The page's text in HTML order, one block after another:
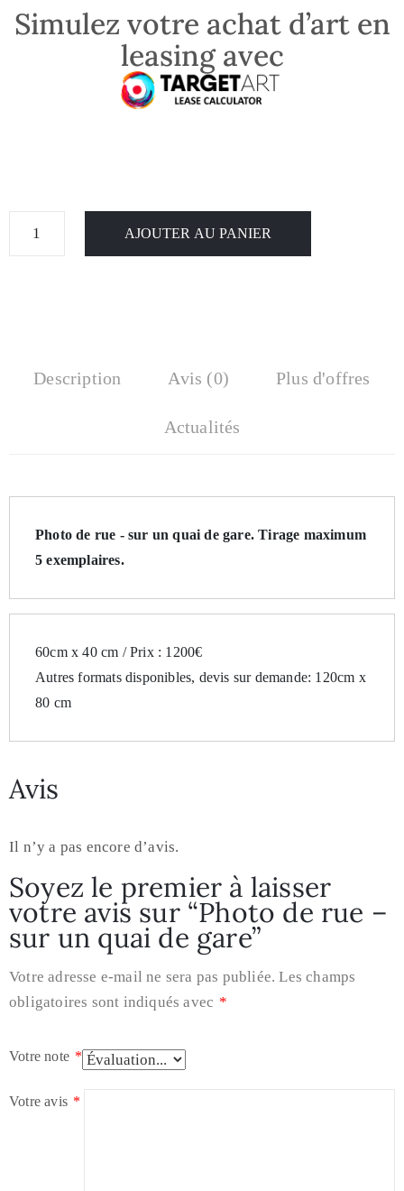
Simulez votre achat d’art en
leasing avec
AJOUTER AU PANIER
Description Avis (0) Plus d'offres
Actualités
Photo de rue - sur un quai de gare. Tirage maximum
5 exemplaires.
60cm x 40 cm / Prix : 1200€
Autres formats disponibles, devis sur demande: 120cm x
80 cm
Avis
Il n’y a pas encore d’avis.
Soyez le premier à laisser
votre avis sur “Photo de rue –
sur un quai de gare”
Votre adresse e-mail ne sera pas publiée. Les champs
obligatoires sont indiqués avec *
Votre note *
Votre avis *